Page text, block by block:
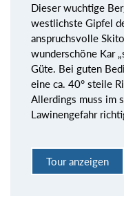
Dieser wuchtige
westlichste Gipfel
anspruchsvolle
wunderschöne Kar
Güte. Bei guten
eine ca. 40° steile
Allerdings muss im
Lawinengefahr
Tour anzeigen